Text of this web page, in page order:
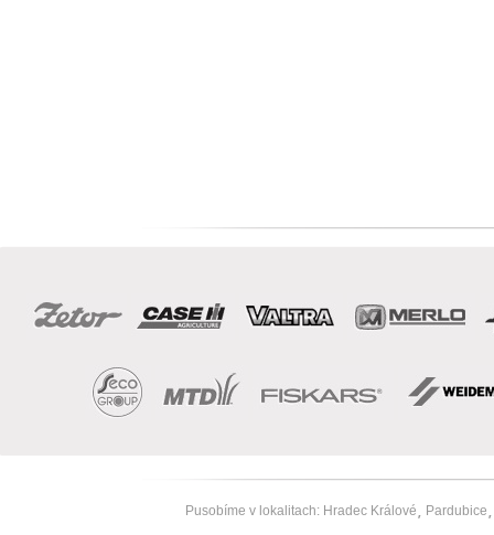
Pusobíme v lokalitach: Hradec Králové Pardubice